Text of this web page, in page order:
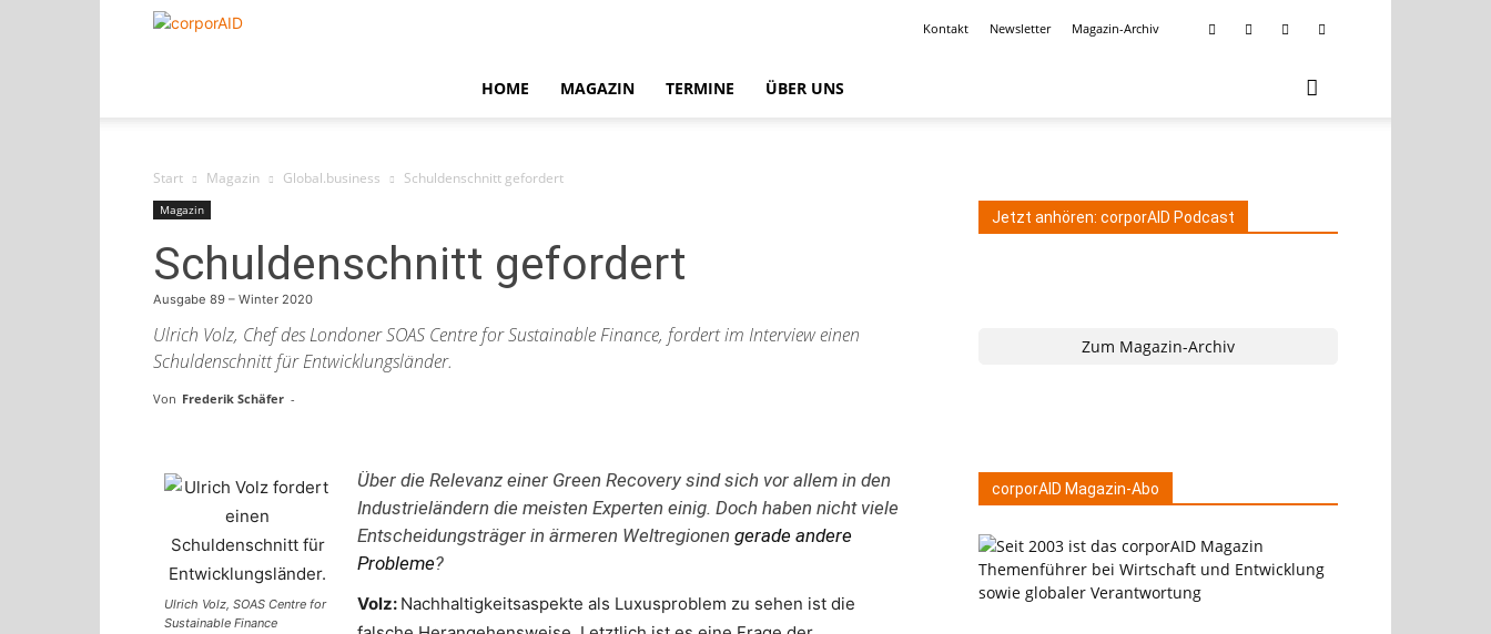
corporAID
Kontakt Newsletter Magazin-Archiv
HOME MAGAZIN TERMINE ÜBER UNS
Start Magazin Global.business Schuldenschnitt gefordert
Magazin
Schuldenschnitt gefordert
Ausgabe 89 – Winter 2020
Ulrich Volz, Chef des Londoner SOAS Centre for Sustainable Finance, fordert im Interview einen
Schuldenschnitt für Entwicklungsländer.
Von Frederik Schäfer -
Ulrich Volz, SOAS Centre for
Sustainable Finance
Über die Relevanz einer Green Recovery sind sich vor allem in den
Industrieländern die meisten Experten einig. Doch haben nicht viele
Entscheidungsträger in ärmeren Weltregionen gerade andere
Probleme?
Volz: Nachhaltigkeitsaspekte als Luxusproblem zu sehen ist die
Jetzt anhören: corporAID Podcast
Zum Magazin-Archiv
corporAID Magazin-Abo